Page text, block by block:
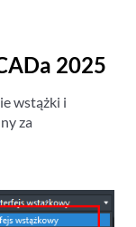
2025
wstążki i
za